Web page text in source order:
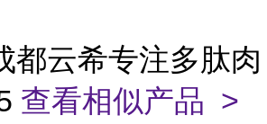
都云希专注多肽肉
查看相似产品 >